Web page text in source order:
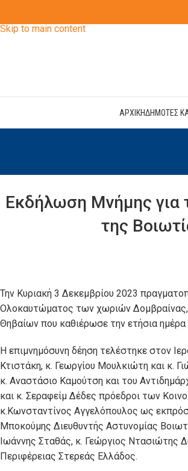
Skip to main content
ΑΡΧΙΚΗΔΗΜΟΤΕΣ
Εκδήλωση Μνήμης για
της
Την Κυριακή 3 Δεκεμβρίου 2023
Ολοκαυτώματος των χωριών
Θηβαίων που καθιέρωσε την ετήσια
Η επιμνημόσυνη δέηση τελέστηκε στον
Κτιστάκη, κ. Γεωργίου Μουλκιώτη και κ.
κ. Αναστάσιο Καμούτση και του
και κ. Σεραφείμ Δέδες πρόεδροι των
κ.Κωνσταντίνος Αγγελόπουλος ως
Μποκούμης Διευθυντής Αστυνομίας
Ιωάννης Σταθάς, κ. Γεώργιος Ντασιώτης
Περιφέρειας Στερεάς Ελλάδος.